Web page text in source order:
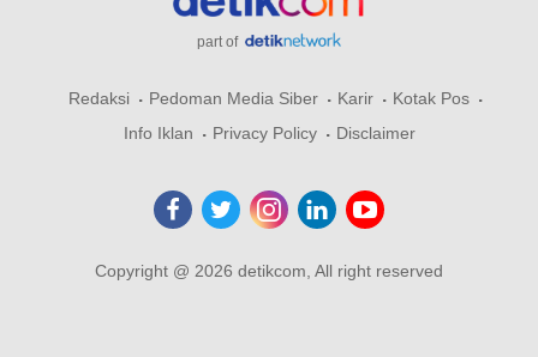
part of
Redaksi Pedoman Media Siber Karir
Kotak Pos
Info Iklan
Privacy Policy Disclaimer
Copyright @ 2026 detikcom, All right reserved